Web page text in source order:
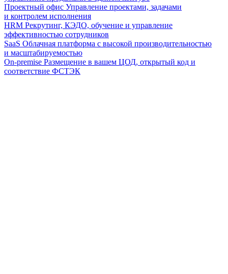
Проектный офис Управление проектами, задачами
и контролем исполнения
HRM Рекрутинг, КЭДО, обучение и управление
эффективностью сотрудников
SaaS Облачная платформа с высокой производительностью
и масштабируемостью
On-premise Размещение в вашем ЦОД, открытый код и
соответствие ФСТЭК